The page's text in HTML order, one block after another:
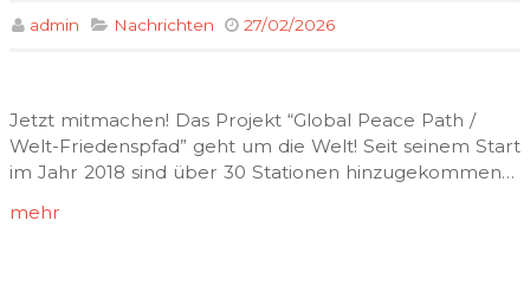
admin Nachrichten 27/02/2026
Jetzt mitmachen! Das Projekt “Global Peace Path /
Welt-Friedenspfad” geht um die Welt! Seit seinem Start
im Jahr 2018 sind über 30 Stationen hinzugekommen…
mehr